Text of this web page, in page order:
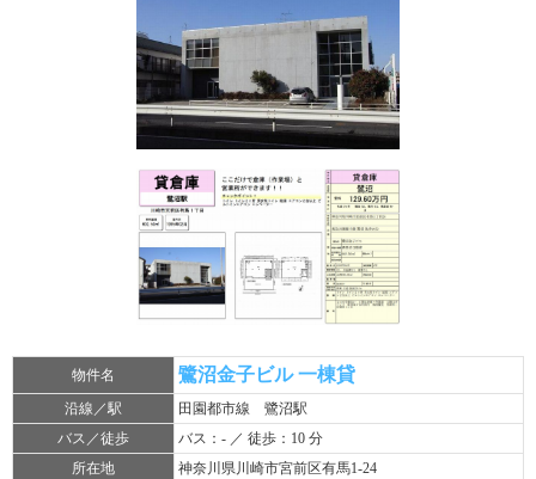
物件名 鷺沼金子ビル 一棟貸
沿線／駅
田園都市線 鷺沼駅
バス／徒歩
バス：- ／ 徒歩：10 分
所在地
神奈川県川崎市宮前区有馬1-24